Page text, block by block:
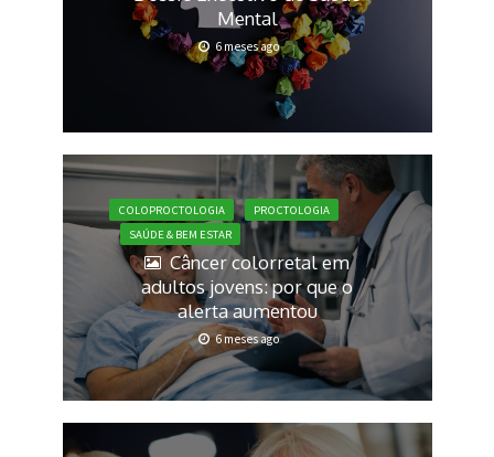
Mental
6 meses ago
COLOPROCTOLOGIA
PROCTOLOGIA
SAÚDE & BEM ESTAR
Câncer colorretal em
adultos jovens: por que o
alerta aumentou
6 meses ago